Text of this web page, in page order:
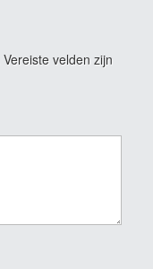
Vereiste velden zijn